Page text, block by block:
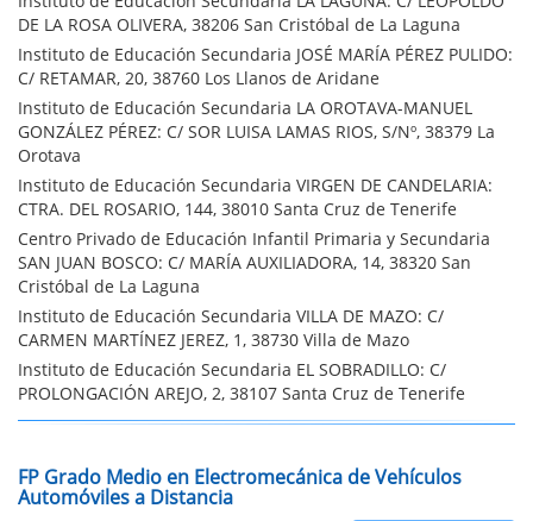
DE LA ROSA OLIVERA, 38206 San Cristóbal de La Laguna
Instituto de Educación Secundaria JOSÉ MARÍA PÉREZ PULIDO:
C/ RETAMAR, 20, 38760 Los Llanos de Aridane
Instituto de Educación Secundaria LA OROTAVA-MANUEL
GONZÁLEZ PÉREZ: C/ SOR LUISA LAMAS RIOS, S/Nº, 38379 La
Orotava
Instituto de Educación Secundaria VIRGEN DE CANDELARIA:
CTRA. DEL ROSARIO, 144, 38010 Santa Cruz de Tenerife
Centro Privado de Educación Infantil Primaria y Secundaria
SAN JUAN BOSCO: C/ MARÍA AUXILIADORA, 14, 38320 San
Cristóbal de La Laguna
Instituto de Educación Secundaria VILLA DE MAZO: C/
CARMEN MARTÍNEZ JEREZ, 1, 38730 Villa de Mazo
Instituto de Educación Secundaria EL SOBRADILLO: C/
PROLONGACIÓN AREJO, 2, 38107 Santa Cruz de Tenerife
FP Grado Medio en Electromecánica de Vehículos
Automóviles a Distancia